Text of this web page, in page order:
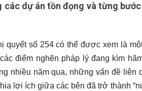
dự án tồn đọng và từng
số 254 có thể được xem là
điểm nghẽn pháp lý đang kìm
nhiều năm qua, những vấn đề liên
lợi ích giữa các bên đã trở thành